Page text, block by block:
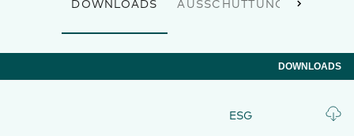
DOWNLOADS AUSSCHÜTTUNG
DOWNLOADS
ESG